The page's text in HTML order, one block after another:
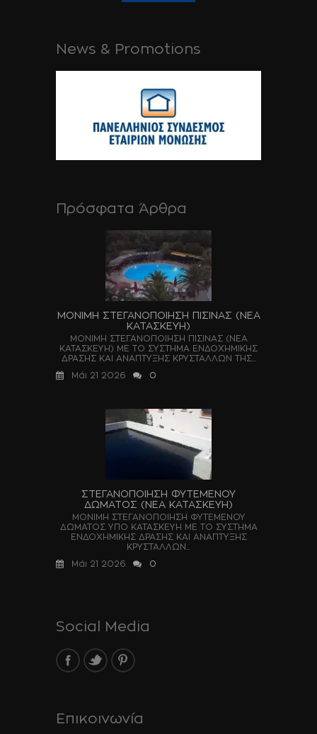
News & Promotions
Πρόσφατα Άρθρα
ΜΟΝΙΜΗ ΣΤΕΓΑΝΟΠΟΙΗΣΗ ΠΙΣΙΝΑΣ (ΝΕΑ
ΚΑΤΑΣΚΕΥΗ)
ΜΟΝΙΜΗ ΣΤΕΓΑΝΟΠΟΙΗΣΗ ΠΙΣΙΝΑΣ (ΝΕΑ
ΚΑΤΑΣΚΕΥΗ) ΜΕ ΤΟ ΣΥΣΤΗΜΑ ΕΝΔΟΧΗΜΙΚΗΣ
ΔΡΑΣΗΣ ΚΑΙ ΑΝΑΠΤΥΞΗΣ ΚΡΥΣΤΑΛΛΩΝ ΤΗΣ...
Μάι 21 2026
0
ΣΤΕΓΑΝΟΠΟΙΗΣΗ ΦΥΤΕΜΕΝΟΥ
ΔΩΜΑΤΟΣ (ΝΕΑ ΚΑΤΑΣΚΕΥΗ)
ΜΟΝΙΜΗ ΣΤΕΓΑΝΟΠΟΙΗΣΗ ΦΥΤΕΜΕΝΟΥ
ΔΩΜΑΤΟΣ ΥΠΟ ΚΑΤΑΣΚΕΥΗ ΜΕ ΤΟ ΣΥΣΤΗΜΑ
ΕΝΔΟΧΗΜΙΚΗΣ ΔΡΑΣΗΣ ΚΑΙ ΑΝΑΠΤΥΞΗΣ
ΚΡΥΣΤΑΛΛΩΝ...
Μάι 21 2026
0
Social Media
Επικοινωνία